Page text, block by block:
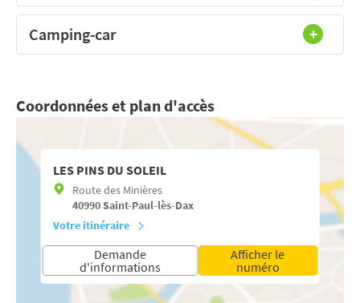
Camping-car
Coordonnées et plan d'accès
LES PINS DU SOLEIL
Route des Minières
40990Saint-Paul-lès-Dax
Votre itinéraire
Demande
d'informations
Afficher le
numéro